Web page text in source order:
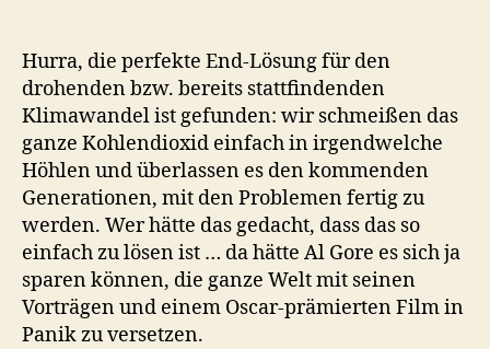
Hurra, die perfekte End-Lösung für den
drohenden bzw. bereits stattfindenden
Klimawandel ist gefunden: wir schmeißen das
ganze Kohlendioxid einfach in irgendwelche
Höhlen und überlassen es den kommenden
Generationen, mit den Problemen fertig zu
werden. Wer hätte das gedacht, dass das so
einfach zu lösen ist … da hätte Al Gore es sich ja
sparen können, die ganze Welt mit seinen
Vorträgen und einem Oscar-prämierten Film in
Panik zu versetzen.